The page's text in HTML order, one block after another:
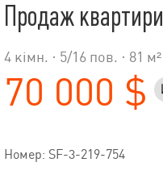
Продаж квартири
4 кімн. · 5/16 пов. · 81 м²
70 000 $
Номер: SF-3-219-754